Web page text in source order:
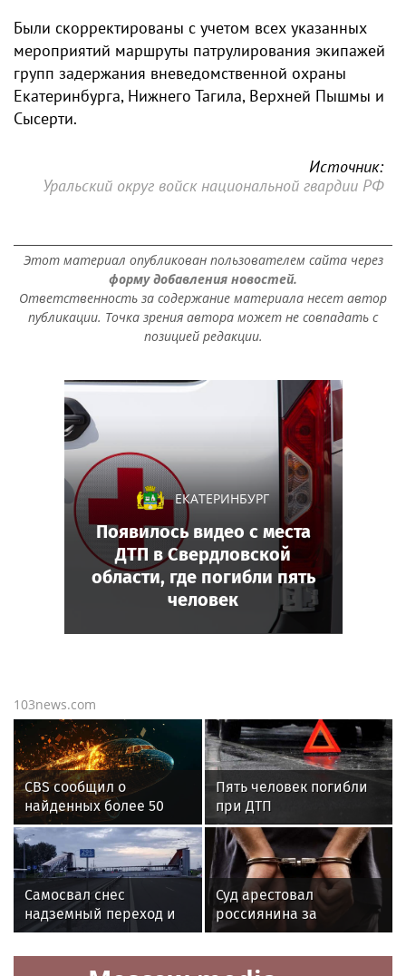
Были скорректированы с учетом всех указанных
мероприятий маршруты патрулирования экипажей
групп задержания вневедомственной охраны
Екатеринбурга, Нижнего Тагила, Верхней Пышмы и
Сысерти.
Источник:
Уральский округ войск национальной гвардии РФ
Этот материал опубликован пользователем сайта через
форму добавления новостей.
Ответственность за содержание материала несет автор
публикации. Точка зрения автора может не совпадать с
позицией редакции.
103news.com
CBS сообщил о
найденных более 50
телах в бюро в Чикаго
Пять человек погибли
при ДТП
в Свердловской
области
Самосвал снес
надземный переход и
перекрыл трассу под
Тюменью
Суд арестовал
россиянина за
финансирование
терроризма
«звездами» в Telegram
ЕКАТЕРИНБУРГ
Появилось видео с места
ДТП в Свердловской
области, где погибли пять
человек